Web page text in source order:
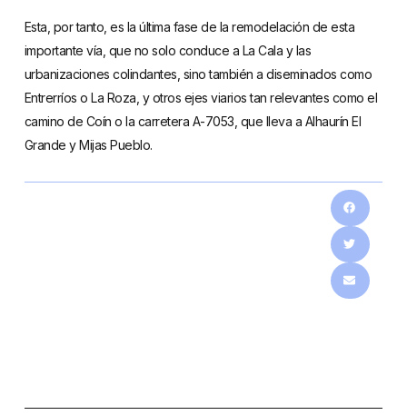
Esta, por tanto, es la última fase de la remodelación de esta
importante vía, que no solo conduce a La Cala y las
urbanizaciones colindantes, sino también a diseminados como
Entrerríos o La Roza, y otros ejes viarios tan relevantes como el
camino de Coín o la carretera A-7053, que lleva a Alhaurín El
Grande y Mijas Pueblo.